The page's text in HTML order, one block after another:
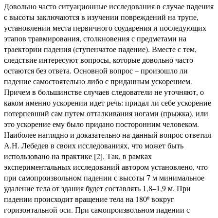
Довольно часто ситуационные исследования в случае падения
с высоты заключаются в изучении повреждений на трупе,
установлении места первичного соударения и последующих
этапов травмирования, столкновения с предметами на
траектории падения (ступенчатое падение). Вместе с тем,
следствие интересуют вопросы, которые довольно часто
остаются без ответа. Основной вопрос – произошло ли
падение самостоятельно либо с приданным ускорением.
Причем в большинстве случаев следователи не уточняют, о
каком именно ускорении идет речь: придал ли себе ускорение
потерпевший сам путем отталкивания ногами (прыжка), или
это ускорение ему было придано посторонним человеком.
Наиболее наглядно и доказательно на данный вопрос ответил
А.Н. Лебедев в своих исследованиях, что может быть
использовано на практике [2]. Так, в рамках
экспериментальных исследований автором установлено, что
при самопроизвольном падении с высоты 7 м минимальное
удаление тела от здания будет составлять 1,8–1,9 м. При
падении происходит вращение тела на 180º вокруг
горизонтальной оси. При самопроизвольном падении с